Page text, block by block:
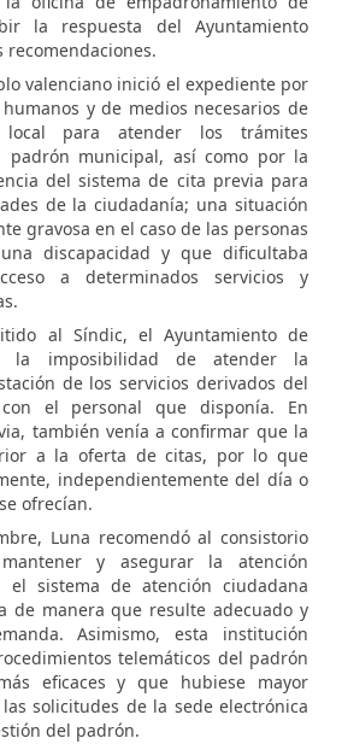
la respuesta del Ayuntamiento
recomendaciones.
valenciano inició el expediente por
y de medios necesarios de
local para atender los trámites
padrón municipal, así como por la
del sistema de cita previa para
de la ciudadanía; una situación
gravosa en el caso de las personas
discapacidad y que dificultaba
a determinados servicios y
al Síndic, el Ayuntamiento de
la imposibilidad de atender la
de los servicios derivados del
el personal que disponía. En
también venía a confirmar que la
a la oferta de citas, por lo que
independientemente del día o
ofrecían.
Luna recomendó al consistorio
y asegurar la atención
el sistema de atención ciudadana
de manera que resulte adecuado y
Asimismo, esta institución
telemáticos del padrón
eficaces y que hubiese mayor
solicitudes de la sede electrónica
del padrón.